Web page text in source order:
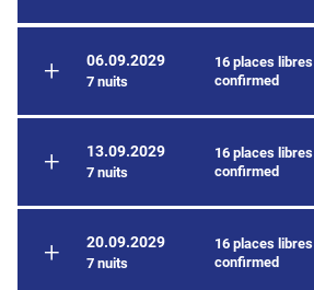
06.09.2029
7 nuits
16 places libres
confirmed
13.09.2029
7 nuits
16 places libres
confirmed
20.09.2029
7 nuits
16 places libres
confirmed